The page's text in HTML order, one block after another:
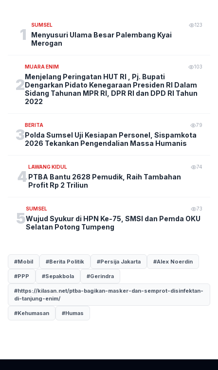
1
SUMSEL 123
Menyusuri Ulama Besar Palembang Kyai
Merogan
2
MUARA ENIM 103
Menjelang Peringatan HUT RI , Pj. Bupati
Dengarkan Pidato Kenegaraan Presiden RI Dalam
Sidang Tahunan MPR RI, DPR RI dan DPD RI Tahun
2022
3
BERITA 79
Polda Sumsel Uji Kesiapan Personel, Sispamkota
2026 Tekankan Pengendalian Massa Humanis
4
LAWANG KIDUL 74
PTBA Bantu 2628 Pemudik, Raih Tambahan
Profit Rp 2 Triliun
5
SUMSEL 73
Wujud Syukur di HPN Ke-75, SMSI dan Pemda OKU
Selatan Potong Tumpeng
#Mobil #Berita Politik #Persija Jakarta #Alex Noerdin
#PPP #Sepakbola #Gerindra
#https://kilasan.net/ptba-bagikan-masker-dan-semprot-disinfektan-
di-tanjung-enim/
#Kehumasan #Humas